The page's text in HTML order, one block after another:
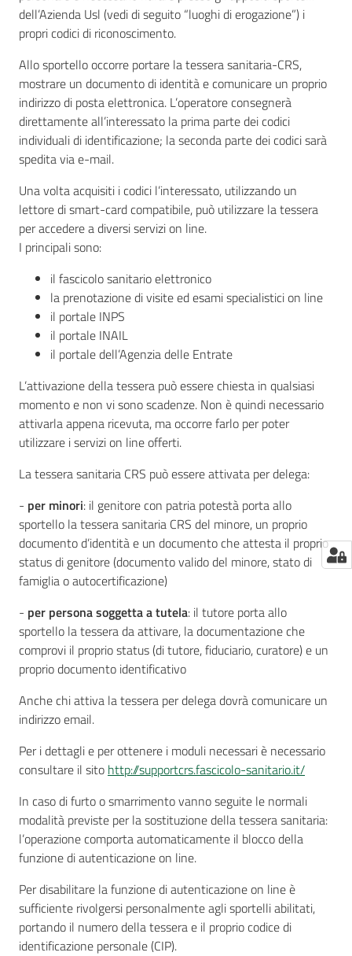
dell’Azienda Usl (vedi di seguito “luoghi di erogazione”) i
propri codici di riconoscimento.
Allo sportello occorre portare la tessera sanitaria-CRS,
mostrare un documento di identità e comunicare un proprio
indirizzo di posta elettronica. L’operatore consegnerà
direttamente all’interessato la prima parte dei codici
individuali di identificazione; la seconda parte dei codici sarà
spedita via e-mail.
Una volta acquisiti i codici l’interessato, utilizzando un
lettore di smart-card compatibile, può utilizzare la tessera
per accedere a diversi servizi on line.
I principali sono:
il fascicolo sanitario elettronico
la prenotazione di visite ed esami specialistici on line
il portale INPS
il portale INAIL
il portale dell’Agenzia delle Entrate
L’attivazione della tessera può essere chiesta in qualsiasi
momento e non vi sono scadenze. Non è quindi necessario
attivarla appena ricevuta, ma occorre farlo per poter
utilizzare i servizi on line offerti.
La tessera sanitaria CRS può essere attivata per delega:
- per minori: il genitore con patria potestà porta allo
sportello la tessera sanitaria CRS del minore, un proprio
documento d’identità e un documento che attesta il proprio
status di genitore (documento valido del minore, stato di
famiglia o autocertificazione)
- per persona soggetta a tutela: il tutore porta allo
sportello la tessera da attivare, la documentazione che
comprovi il proprio status (di tutore, fiduciario, curatore) e un
proprio documento identificativo
Anche chi attiva la tessera per delega dovrà comunicare un
indirizzo email.
Per i dettagli e per ottenere i moduli necessari è necessario
consultare il sito http://supportcrs.fascicolo-sanitario.it/
In caso di furto o smarrimento vanno seguite le normali
modalità previste per la sostituzione della tessera sanitaria:
l’operazione comporta automaticamente il blocco della
funzione di autenticazione on line.
Per disabilitare la funzione di autenticazione on line è
sufficiente rivolgersi personalmente agli sportelli abilitati,
portando il numero della tessera e il proprio codice di
identificazione personale (CIP).